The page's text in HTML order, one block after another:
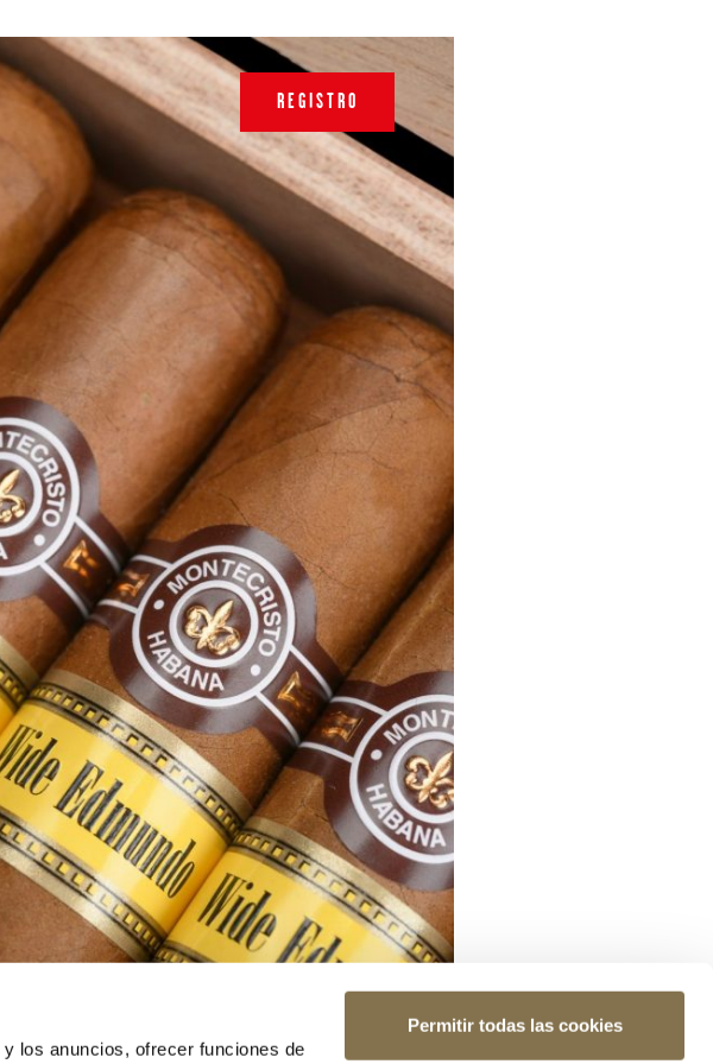
los anuncios, ofrecer funciones de
Permitir todas las cookies
REGISTRO